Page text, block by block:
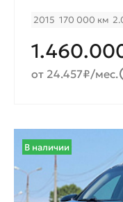
2015 170 000 км
от 24.457₽/мес.
В наличии